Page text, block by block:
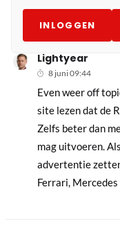
INLOGGEN
Lightyear
8 juni 09:44
Even weer off
site lezen dat de
Zelfs beter dan
mag uitvoeren.
advertentie
Ferrari, Mercedes